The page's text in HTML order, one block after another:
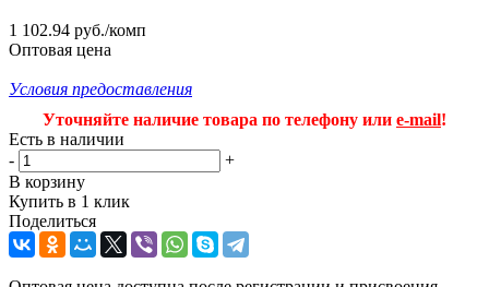
1 102.94 руб./комп
Оптовая цена
Условия предоставления
Уточняйте наличие товара по телефону или e-mail!
Есть в наличии
-
+
В корзину
Купить в 1 клик
Поделиться